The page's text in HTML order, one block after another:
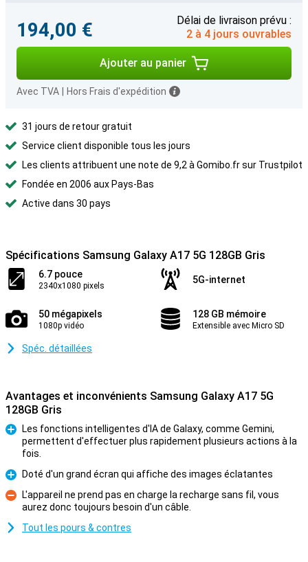
194,00 €
Délai de livraison prévu :
2 à 4 jours ouvrables
Ajouter au panier
Avec TVA Hors Frais d'expédition
31 jours de retour gratuit
Service client disponible tous les jours
Les clients attribuent une note de 9,2 à Gomibo.fr sur Trustpilot
Fondée en 2006 aux Pays-Bas
Active dans 30 pays
Spécifications Samsung Galaxy A17 5G 128GB Gris
6.7 pouce
2340x1080 pixels
5G-internet
50 mégapixels
1080p vidéo
128 GB mémoire
Extensible avec Micro SD
Spéc. détaillées
Avantages et inconvénients Samsung Galaxy A17 5G
128GB Gris
Pour
Les fonctions intelligentes d'IA de Galaxy, comme Gemini,
permettent d'effectuer plus rapidement plusieurs actions à la
fois.
Pour
Doté d'un grand écran qui affiche des images éclatantes
Contre
L'appareil ne prend pas en charge la recharge sans fil, vous
aurez donc toujours besoin d'un câble.
Tout les pours & contres